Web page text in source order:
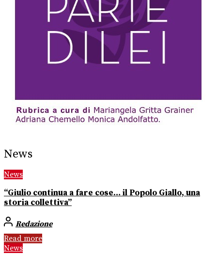
News
News
“Giulio continua a fare cose… il Popolo Giallo, una
storia collettiva”
Redazione
Read more
News